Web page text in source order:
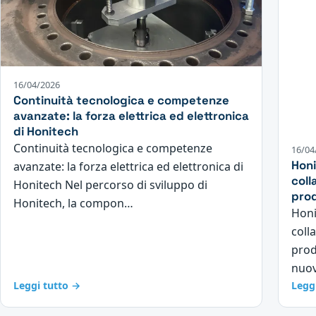
16/04/2026
Continuità tecnologica e competenze
avanzate: la forza elettrica ed elettronica
di Honitech
Continuità tecnologica e competenze
avanzate: la forza elettrica ed elettronica di
Honitech Nel percorso di sviluppo di
Honitech, la compon…
Leggi tutto →
16/